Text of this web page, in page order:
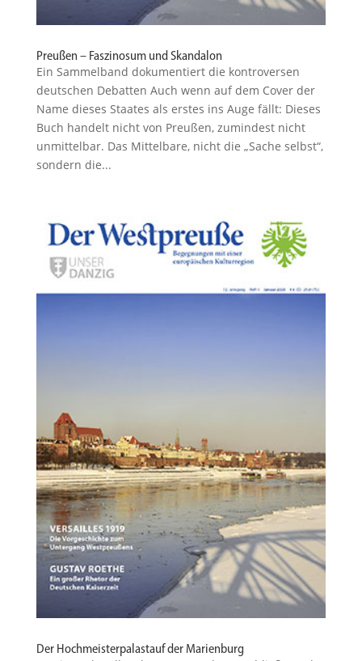
Preußen – Faszinosum und Skandalon
Ein Sammelband dokumen­tiert die kontro­versen
deutschen Debatten Auch wenn auf dem Cover der
Name dieses Staates als erstes ins Auge fällt: Dieses
Buch handelt nicht von Preußen, zumindest nicht
unmit­telbar. Das Mittelbare, nicht die „Sache selbst“,
sondern die...
Der Hochmeisterpalastauf der Marienburg